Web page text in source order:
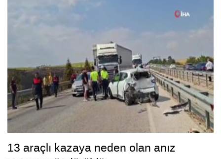
13 araçlı kazaya neden olan anız